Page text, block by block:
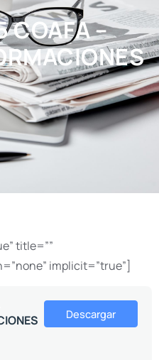
COAFA –
title=””
implicit=”true”]
Descargar